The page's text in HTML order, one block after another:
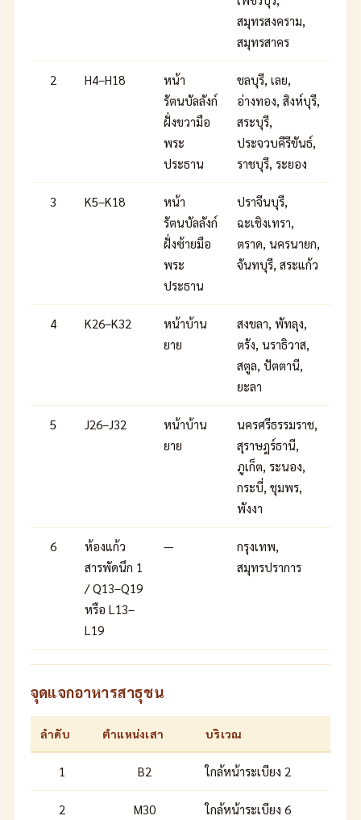
สมุทรสงคราม,
สมุทรสาคร
2 H4–H18
หน้า
รัตนบัลลังก์
ฝั่งขวามือ
พระ
ประธาน
ชลบุรี, เลย,
อ่างทอง, สิงห์บุรี,
สระบุรี,
ประจวบคีรีขันธ์,
ราชบุรี, ระยอง
3 K5–K18
หน้า
รัตนบัลลังก์
ฝั่งซ้ายมือ
พระ
ประธาน
ปราจีนบุรี,
ฉะเชิงเทรา,
ตราด, นครนายก,
จันทบุรี, สระแก้ว
4 K26–K32
หน้าบ้าน
ยาย
สงขลา, พัทลุง,
ตรัง, นราธิวาส,
สตูล, ปัตตานี,
ยะลา
5 J26–J32
หน้าบ้าน
ยาย
นครศรีธรรมราช,
สุราษฎร์ธานี,
ภูเก็ต, ระนอง,
กระบี่, ชุมพร,
พังงา
6
ห้องแก้ว
สารพัดนึก 1
/ Q13–Q19
หรือ L13–
L19
—
กรุงเทพ,
สมุทรปราการ
จุดแจกอาหารสาธุชน
ลำดับ ตำแหน่งเสา บริเวณ
1 B2 ใกล้หน้าระเบียง 2
2 M30 ใกล้หน้าระเบียง 6